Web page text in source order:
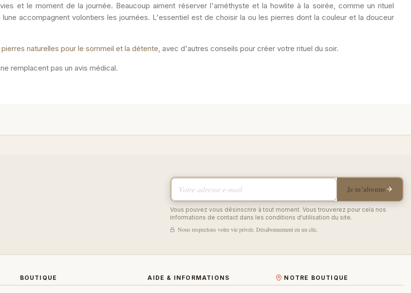
et le moment de la journée. Beaucoup aiment réserver l'améthyste et la howlite à la soirée, comme un rituel
accompagnent volontiers les journées. L'essentiel est de choisir la ou les pierres dont la couleur et la douceur
pierres naturelles pour le sommeil et la détente, avec d'autres conseils pour créer votre rituel du soir.
remplacent pas un avis médical.
Votre adresse e-mail
Je m'abonne
Vous pouvez vous désinscrire à tout moment. Vous trouverez pour cela nos
informations de contact dans les conditions d'utilisation du site.
Nous respectons votre vie privée. Désabonnement en un clic.
BOUTIQUE AIDE & INFORMATIONS NOTRE BOUTIQUE